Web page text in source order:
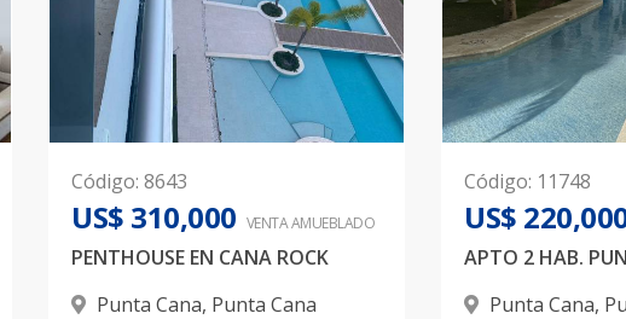
Código: 8643
US$ 310,000 VENTA AMUEBLADO
PENTHOUSE EN CANA ROCK
Punta Cana, Punta Cana
Código: 11748
US$
Punta Cana,